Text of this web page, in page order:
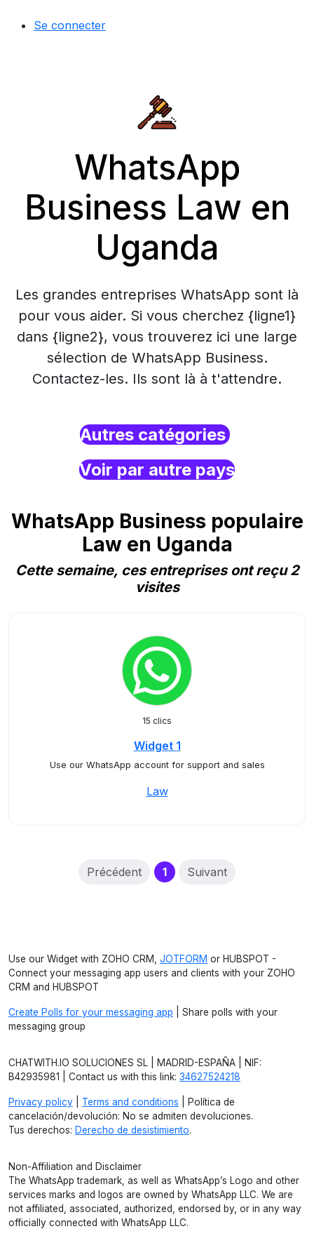
Se connecter
WhatsApp
Business Law en
Uganda
Les grandes entreprises WhatsApp sont là
pour vous aider. Si vous cherchez {ligne1}
dans {ligne2}, vous trouverez ici une large
sélection de WhatsApp Business.
Contactez-les. Ils sont là à t'attendre.
Autres catégories
Voir par autre pays
WhatsApp Business populaire
Law en Uganda
Cette semaine, ces entreprises ont reçu 2
visites
15 clics
Widget 1
Use our WhatsApp account for support and sales
Law
Précédent 1(current)
Suivant
Use our Widget with ZOHO CRM, JOTFORM or HUBSPOT -
Connect your messaging app users and clients with your ZOHO
CRM and HUBSPOT
Create Polls for your messaging app | Share polls with your
messaging group
CHATWITH.IO SOLUCIONES SL | MADRID-ESPAÑA | NIF:
B42935981 | Contact us with this link: 34627524218
Privacy policy Terms and conditions | Política de
cancelación/devolución: No se admiten devoluciones.
Tus derechos: Derecho de desistimiento.
Non-Affiliation and Disclaimer
The WhatsApp trademark, as well as WhatsApp’s Logo and other
services marks and logos are owned by WhatsApp LLC. We are
not affiliated, associated, authorized, endorsed by, or in any way
officially connected with WhatsApp LLC.